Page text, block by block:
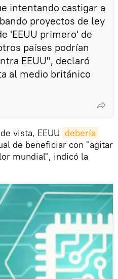
intentando castigar a
proyectos de ley
'EEUU primero' de
países podrían
EEUU", declaró
al medio británico
vista, EEUU debería
de beneficiar con "agitar
mundial", indicó la